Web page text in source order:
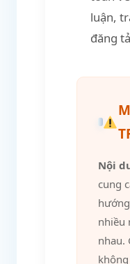
luận,
đăng
Nội
cung
nhiều
nhau.